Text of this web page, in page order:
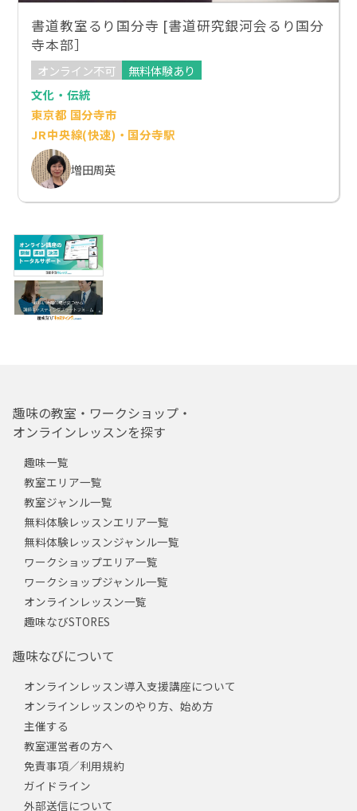
書道教室るり国分寺 [書道研究銀河会るり国分
寺本部］
オンライン不可
無料体験あり
文化・伝統
東京都 国分寺市
JR中央線(快速)・国分寺駅
増田周英
趣味の教室・ワークショップ・
オンラインレッスンを探す
趣味一覧
教室エリア一覧
教室ジャンル一覧
無料体験レッスンエリア一覧
無料体験レッスンジャンル一覧
ワークショップエリア一覧
ワークショップジャンル一覧
オンラインレッスン一覧
趣味なびSTORES
趣味なびについて
オンラインレッスン導入支援講座について
オンラインレッスンのやり方、始め方
主催する
教室運営者の方へ
免責事項／利用規約
ガイドライン
外部送信について